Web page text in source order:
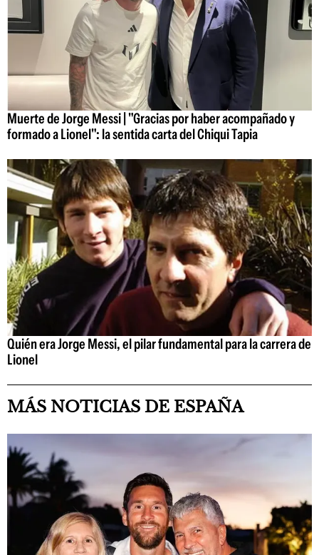
Muerte de Jorge Messi | "Gracias por haber acompañado y
formado a Lionel": la sentida carta del Chiqui Tapia
Quién era Jorge Messi, el pilar fundamental para la carrera de
Lionel
MÁS NOTICIAS DE ESPAÑA